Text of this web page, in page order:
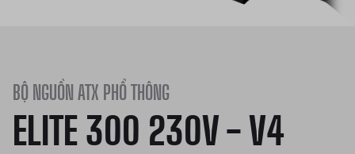
BỘ NGUỒN ATX PHỔ THÔNG
ELITE 300 230V - V4